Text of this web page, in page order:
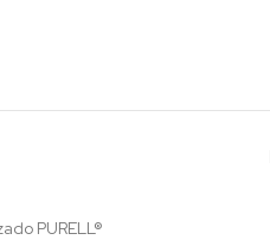
PURELL®